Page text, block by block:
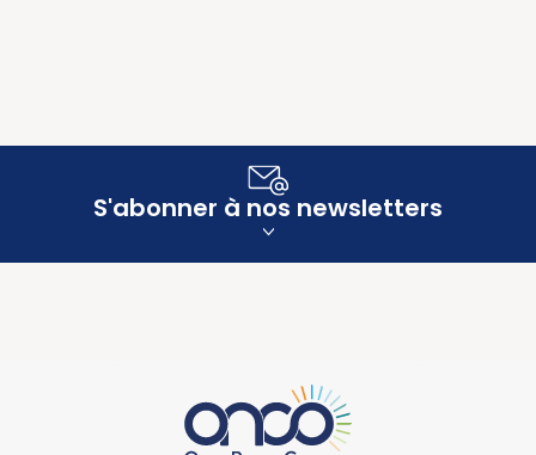
S'abonner à nos newsletters